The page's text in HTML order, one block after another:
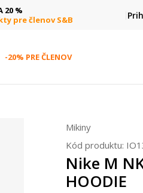
20 %
pre členov S&B
-20% PRE ČLENOV
Mikiny
Kód produktu:
Nike M
HOODIE